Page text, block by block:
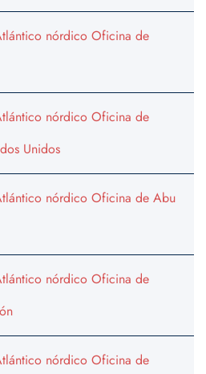
nórdico Oficina de
nórdico Oficina de
Unidos
nórdico Oficina de Abu
nórdico Oficina de
nórdico Oficina de